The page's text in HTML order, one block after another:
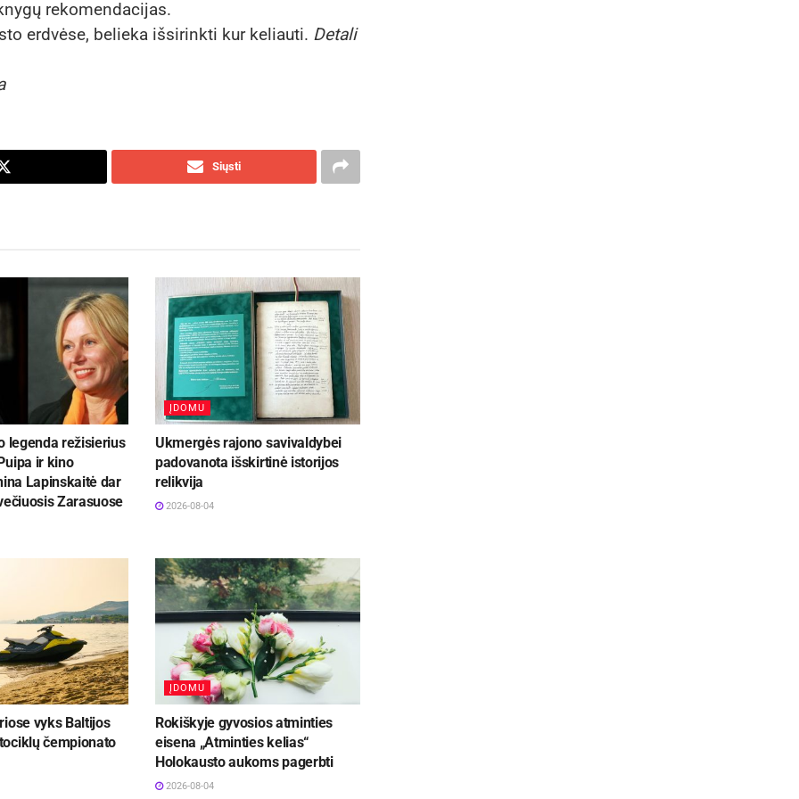
rekomendacijas.
erdvėse, belieka išsirinkti kur keliauti. Detali
Siųsti
legenda režisierius
ir kino
Lapinskaitė dar
Zarasuose
ĮDOMU
Ukmergės rajono savivaldybei
padovanota išskirtinė istorijos
relikvija
2026-08-04
vyks Baltijos
čempionato
ĮDOMU
Rokiškyje gyvosios atminties
eisena „Atminties kelias“
Holokausto aukoms pagerbti
2026-08-04